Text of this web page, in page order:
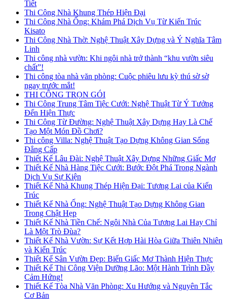
Tiết
Thi Công Nhà Khung Thép Hiện Đại
Thi Công Nhà Ống: Khám Phá Dịch Vụ Từ Kiến Trúc
Kisato
Thi Công Nhà Thờ: Nghệ Thuật Xây Dựng và Ý Nghĩa Tâm
Linh
Thi công nhà vườn: Khi ngôi nhà trở thành “khu vườn siêu
chất”!
Thi công tòa nhà văn phòng: Cuộc phiêu lưu kỳ thú sờ sờ
ngay trước mắt!
THI CÔNG TRỌN GÓI
Thi Công Trung Tâm Tiệc Cưới: Nghệ Thuật Từ Ý Tưởng
Đến Hiện Thực
Thi Công Từ Đường: Nghệ Thuật Xây Dựng Hay Là Chế
Tạo Một Món Đồ Chơi?
Thi công Villa: Nghệ Thuật Tạo Dựng Không Gian Sống
Đẳng Cấp
Thiết Kế Lâu Đài: Nghệ Thuật Xây Dựng Những Giấc Mơ
Thiết Kế Nhà Hàng Tiệc Cưới: Bước Đột Phá Trong Ngành
Dịch Vụ Sự Kiện
Thiết Kế Nhà Khung Thép Hiện Đại: Tương Lai của Kiến
Trúc
Thiết Kế Nhà Ống: Nghệ Thuật Tạo Dựng Không Gian
Trong Chật Hẹp
Thiết Kế Nhà Tiền Chế: Ngôi Nhà Của Tương Lai Hay Chỉ
Là Một Trò Đùa?
Thiết Kế Nhà Vườn: Sự Kết Hợp Hài Hòa Giữa Thiên Nhiên
và Kiến Trúc
Thiết Kế Sân Vườn Đẹp: Biến Giấc Mơ Thành Hiện Thực
Thiết Kế Thi Công Viện Dưỡng Lão: Một Hành Trình Đầy
Cảm Hứng!
Thiết Kế Tòa Nhà Văn Phòng: Xu Hướng và Nguyên Tắc
Cơ Bản